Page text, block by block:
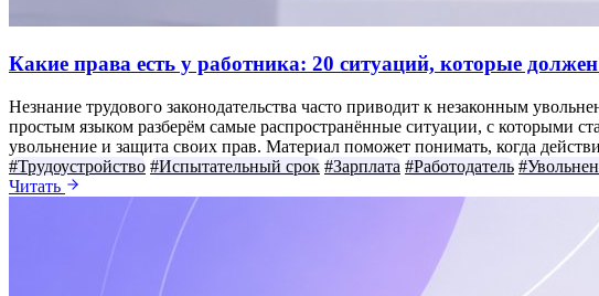
Какие права есть у работника: 20 ситуаций, которые
Незнание трудового законодательства часто приводит к незаконным
простым языком разберём самые распространённые ситуации, с которыми
увольнение и защита своих прав. Материал поможет понимать, когда
#Трудоустройство #Испытательный срок #Зарплата #Работодатель
Читать